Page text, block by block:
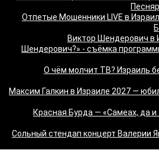
Отпетые Мошенники LIVE в
Виктор Шендерович в
Шендерович?» - съёмка
«О чём молчит ТВ? Израиль
Максим Галкин в Израиле 2027 —
Красная Бурда — «Самеах, да и
"Сольный стендап концерт Валерии